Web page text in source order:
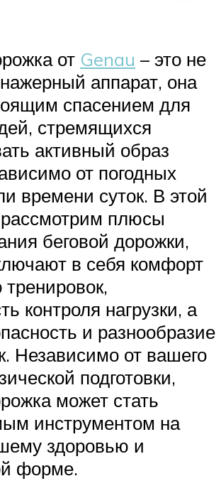
от Genau – это не
аппарат, она
спасением для
стремящихся
активный образ
от погодных
времени суток. В этой
плюсы
беговой дорожки,
в себя комфорт
контроля нагрузки, а
и разнообразие
Независимо от вашего
подготовки,
может стать
инструментом на
здоровью и
форме.